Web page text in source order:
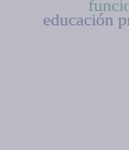
educación